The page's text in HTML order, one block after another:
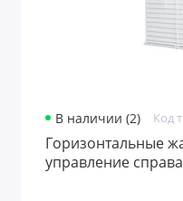
В наличии (2) Код
Горизонтальные
управление справа